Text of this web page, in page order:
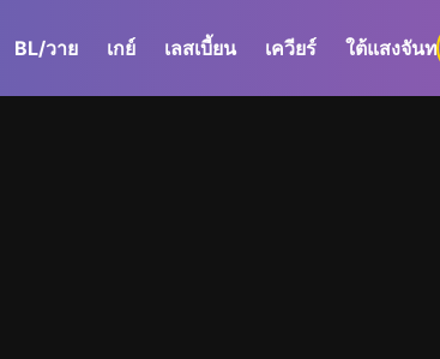
BL/วาย เกย์ เลสเบี้ยน เควียร์ ใต้แสงจันทร์